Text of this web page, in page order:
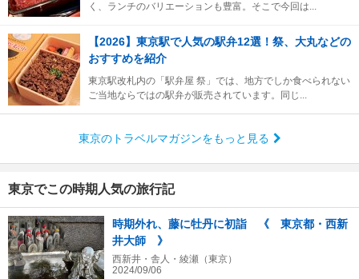
く、ランチのバリエーションも豊富。そこで今回は...
【2026】東京駅で人気の駅弁12選！祭、大丸などの
おすすめを紹介
東京駅改札内の「駅弁屋 祭」では、地方でしか食べられない
ご当地ならではの駅弁が販売されています。同じ...
東京のトラベルマガジンをもっと見る
東京でこの時期人気の旅行記
時期外れ、藤に牡丹に初詣 《 東京都・西新
井大師 》
西新井・舎人・綾瀬（東京）
2024/09/06